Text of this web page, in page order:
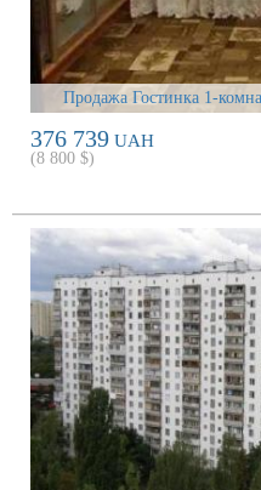
Продажа Гостинка 1-
376 739 UAH
(8 800 $)